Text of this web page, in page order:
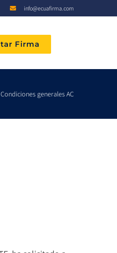
info@ecuafirma.com
Firma
Condiciones generales AC